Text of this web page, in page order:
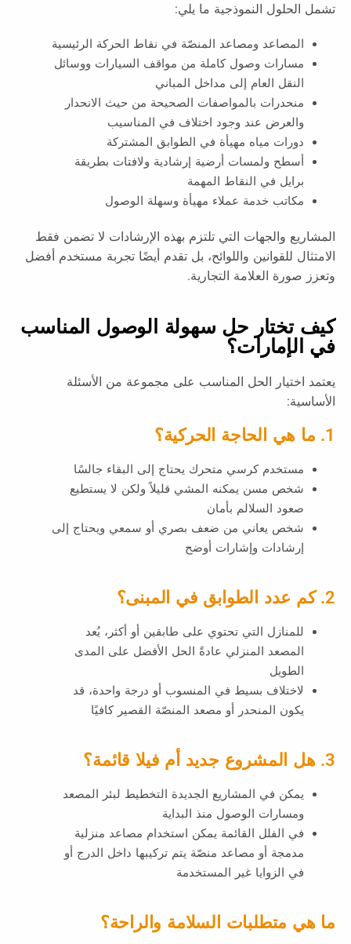
تشمل الحلول النموذجية ما يلي:
المصاعد ومصاعد المنصّة في نقاط الحركة الرئيسية
مسارات وصول كاملة من مواقف السيارات ووسائل
النقل العام إلى مداخل المباني
منحدرات بالمواصفات الصحيحة من حيث الانحدار
والعرض عند وجود اختلاف في المناسيب
دورات مياه مهيأة في الطوابق المشتركة
أسطح ولمسات أرضية إرشادية ولافتات بطريقة
برايل في النقاط المهمة
مكاتب خدمة عملاء مهيأة وسهلة الوصول
المشاريع والجهات التي تلتزم بهذه الإرشادات لا تضمن فقط
الامتثال للقوانين واللوائح، بل تقدم أيضًا تجربة مستخدم أفضل
وتعزز صورة العلامة التجارية.
كيف تختار حل سهولة الوصول المناسب
في الإمارات؟
يعتمد اختيار الحل المناسب على مجموعة من الأسئلة
الأساسية:
1. ما هي الحاجة الحركية؟
مستخدم كرسي متحرك يحتاج إلى البقاء جالسًا
شخص مسن يمكنه المشي قليلاً ولكن لا يستطيع
صعود السلالم بأمان
شخص يعاني من ضعف بصري أو سمعي ويحتاج إلى
إرشادات وإشارات أوضح
2. كم عدد الطوابق في المبنى؟
للمنازل التي تحتوي على طابقين أو أكثر، يُعد
المصعد المنزلي عادةً الحل الأفضل على المدى
الطويل
لاختلاف بسيط في المنسوب أو درجة واحدة، قد
يكون المنحدر أو مصعد المنصّة القصير كافيًا
3. هل المشروع جديد أم فيلا قائمة؟
يمكن في المشاريع الجديدة التخطيط لبئر المصعد
ومسارات الوصول منذ البداية
في الفلل القائمة يمكن استخدام مصاعد منزلية
مدمجة أو مصاعد منصّة يتم تركيبها داخل الدرج أو
في الزوايا غير المستخدمة
ما هي متطلبات السلامة والراحة؟